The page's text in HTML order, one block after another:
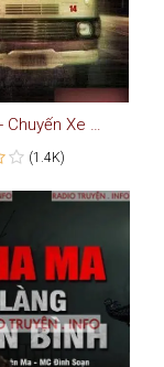
Xe Tang - Chuyến Xe Bus Số 14
(1.4K)